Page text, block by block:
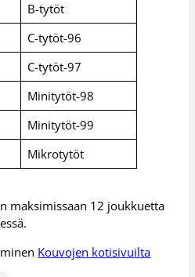
B-tytöt
C-tytöt-96
C-tytöt-97
Minitytöt-98
Minitytöt-99
Mikrotytöt
maksimissaan 12 joukkuetta
Kouvojen kotisivuilta